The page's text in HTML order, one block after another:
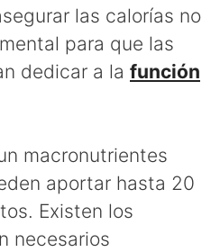
las calorías no
para que las
dedicar a la función
macronutrientes
aportar hasta 20
Existen los
necesarios